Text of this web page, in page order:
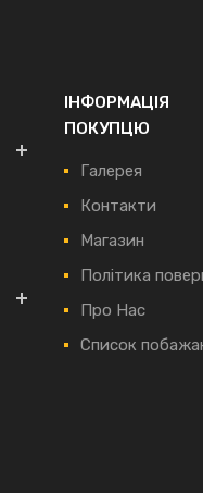
ІНФОРМАЦІЯ
ПОКУПЦЮ
Галерея
Контакти
Магазин
Політика
Про Нас
Список